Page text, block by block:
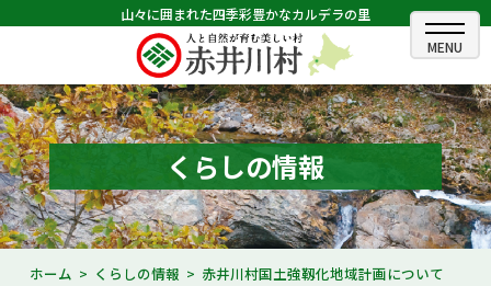
山々に囲まれた四季彩豊かなカルデラの里
ホーム
むらのできごと
むらのプロフィール
くらしの情報
くらしの情報
ホーム くらしの情報 赤井川村国土強靱化地域計画について